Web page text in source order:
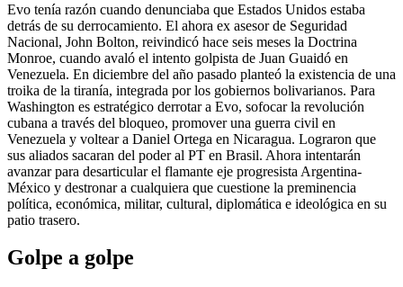
Evo tenía razón cuando denunciaba que Estados Unidos estaba
detrás de su derrocamiento. El ahora ex asesor de Seguridad
Nacional, John Bolton, reivindicó hace seis meses la Doctrina
Monroe, cuando avaló el intento golpista de Juan Guaidó en
Venezuela. En diciembre del año pasado planteó la existencia de una
troika de la tiranía, integrada por los gobiernos bolivarianos. Para
Washington es estratégico derrotar a Evo, sofocar la revolución
cubana a través del bloqueo, promover una guerra civil en
Venezuela y voltear a Daniel Ortega en Nicaragua. Lograron que
sus aliados sacaran del poder al PT en Brasil. Ahora intentarán
avanzar para desarticular el flamante eje progresista Argentina-
México y destronar a cualquiera que cuestione la preminencia
política, económica, militar, cultural, diplomática e ideológica en su
patio trasero.
Golpe a golpe